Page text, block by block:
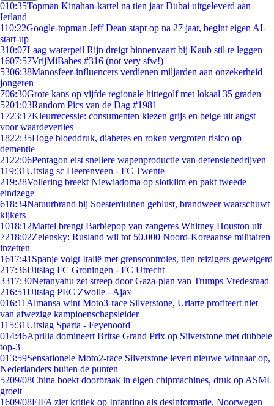
010:35Topman Kinahan-kartel na tien jaar Dubai uitgeleverd aan
Ierland
110:22Google-topman Jeff Dean stapt op na 27 jaar, begint eigen AI-
start-up
310:07Laag waterpeil Rijn dreigt binnenvaart bij Kaub stil te leggen
1607:57VrijMiBabes #316 (not very sfw!)
5306:38Manosfeer-influencers verdienen miljarden aan onzekerheid
jongeren
706:30Grote kans op vijfde regionale hittegolf met lokaal 35 graden
5201:03Random Pics van de Dag #1981
1723:17Kleurrecessie: consumenten kiezen grijs en beige uit angst
voor waardeverlies
1822:35Hoge bloeddruk, diabetes en roken vergroten risico op
dementie
21 22:06Pentagon eist snellere wapenproductie van defensiebedrijven
119:31Uitslag sc Heerenveen - FC Twente
219:28Vollering breekt Niewiadoma op slotklim en pakt tweede
eindzege
618:34Natuurbrand bij Soesterduinen geblust, brandweer waarschuwt
kijkers
1018:12Mattel brengt Barbiepop van zangeres Whitney Houston uit
7218:02Zelensky: Rusland wil tot 50.000 Noord-Koreaanse militairen
inzetten
1617:41 Spanje volgt Italië met grenscontroles, tien reizigers geweigerd
217:36Uitslag FC Groningen - FC Utrecht
3317:30Netanyahu zet streep door Gaza-plan van Trumps Vredesraad
216:51Uitslag PEC Zwolle - Ajax
016:11 Almansa wint Moto3-race Silverstone, Uriarte profiteert niet
van afwezige kampioenschapsleider
115:31Uitslag Sparta - Feyenoord
014:46Aprilia domineert Britse Grand Prix op Silverstone met dubbele
top-3
013:59Sensationele Moto2-race Silverstone levert nieuwe winnaar op,
Nederlanders buiten de punten
5209/08China boekt doorbraak in eigen chipmachines, druk op ASML
groeit
1609/08FIFA ziet kritiek op Infantino als desinformatie, Noorwegen